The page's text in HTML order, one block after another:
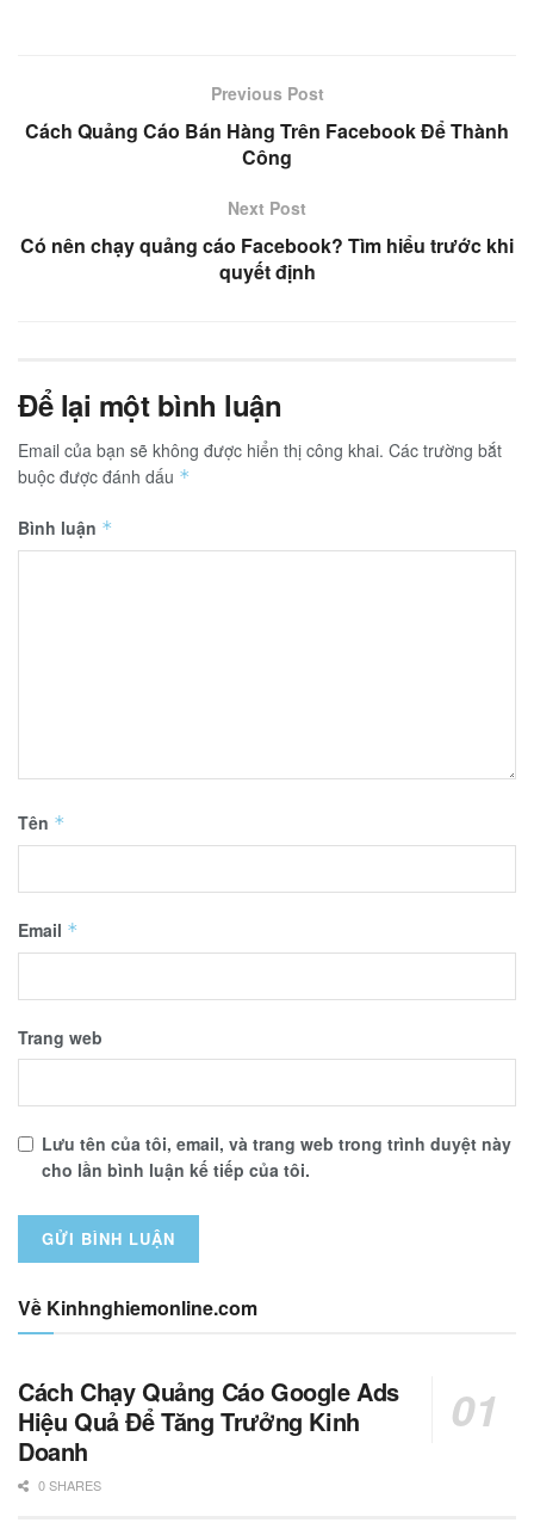
Previous Post
Cách Quảng Cáo Bán Hàng Trên Facebook Để Thành
Công
Next Post
Có nên chạy quảng cáo Facebook? Tìm hiểu trước khi
quyết định
Để lại một bình luận
Email của bạn sẽ không được hiển thị công khai. Các trường bắt
buộc được đánh dấu *
Bình luận *
Tên *
Email *
Trang web
Lưu tên của tôi, email, và trang web trong trình duyệt này
cho lần bình luận kế tiếp của tôi.
Về Kinhnghiemonline.com
Cách Chạy Quảng Cáo Google Ads
Hiệu Quả Để Tăng Trưởng Kinh
Doanh
0 SHARES